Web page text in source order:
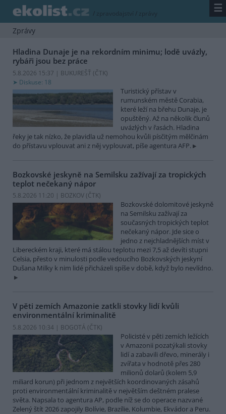
/ zpravodajství / zprávy ☰
Zprávy
Hladina Dunaje je na rekordním minimu; lodě uvázly,
rybáři jsou bez práce
5.8.2026 15:37 | BUKUREŠŤ (ČTK)
Diskuse: 18
Turistický přístav v
rumunském městě Corabia,
které leží na břehu Dunaje, je
opuštěný. Až na několik člunů
uvázlých v řasách. Hladina
řeky je tak nízko, že plavidla už nemohou kvůli písčitým mělčinám
do přístavu vplouvat ani z něj vyplouvat, píše agentura AFP.
Bozkovské jeskyně na Semilsku zažívají za tropických
teplot nečekaný nápor
5.8.2026 11:20 | BOZKOV (ČTK)
Bozkovské dolomitové jeskyně
na Semilsku zažívají za
současných tropických teplot
nečekaný nápor. Jde sice o
jedno z nejchladnějších míst v
Libereckém kraji, které má stálou teplotu mezi 7,5 až devíti stupni
Celsia, přesto v minulosti podle vedoucího Bozkovských jeskyní
Dušana Milky k nim lidé přicházeli spíše v době, když bylo nevlídno.
V pěti zemích Amazonie zatkli stovky lidí kvůli
environmentální kriminalitě
5.8.2026 10:34 | BOGOTÁ (ČTK)
Policisté v pěti zemích ležících
v Amazonii pozatýkali stovky
lidí a zabavili dřevo, minerály i
zvířata v hodnotě přes 280
milionů dolarů (kolem 5,9
miliard korun) při jednom z největších koordinovaných zásahů
proti environmentální kriminalitě v největším deštném pralese
světa. Napsala to agentura AP, podle níž se do operace nazvané
Zelený štít 2026 zapojily Bolívie, Brazílie, Kolumbie, Ekvádor a Peru.